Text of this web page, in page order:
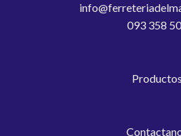
093 358
Productos